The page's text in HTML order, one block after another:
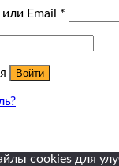
Email *
Войти
cookies для